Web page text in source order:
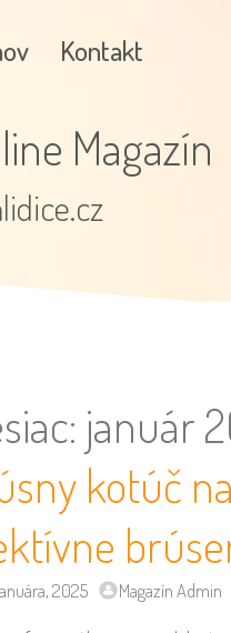
Kontakt
Magazín
január
kotúč
2025 Magazín Admin